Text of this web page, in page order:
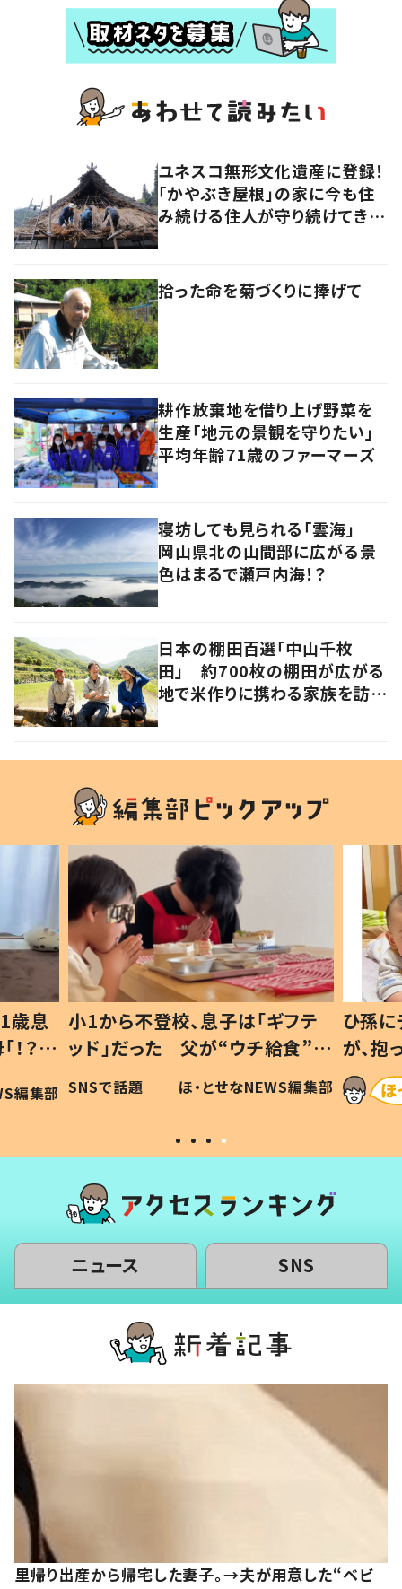
ユネスコ無形文化遺産に登録！
「かやぶき屋根」の家に今も住
み続ける住人が守り続けてきた
拾った命を菊づくりに捧げて
耕作放棄地を借り上げ野菜を
生産「地元の景観を守りたい」
平均年齢71歳のファーマーズ
寝坊しても見られる「雲海」
岡山県北の山間部に広がる景
色はまるで瀬戸内海！？
日本の棚田百選「中山千枚
田」 約700枚の棚田が広がる
地で米作りに携わる家族を訪ね
歳息
？」
編集部
小1から不登校、息子は「ギフテ
ッド」だった 父が“ウチ給食”を
作り続ける理由とは #令和の親
#令和の子
SNSで話題 ほ・とせなNEWS編集部
ひ孫
が、
「涙が
い」
ニュース SNS
里帰り出産から帰宅した妻子。→夫が用意した“ベビ